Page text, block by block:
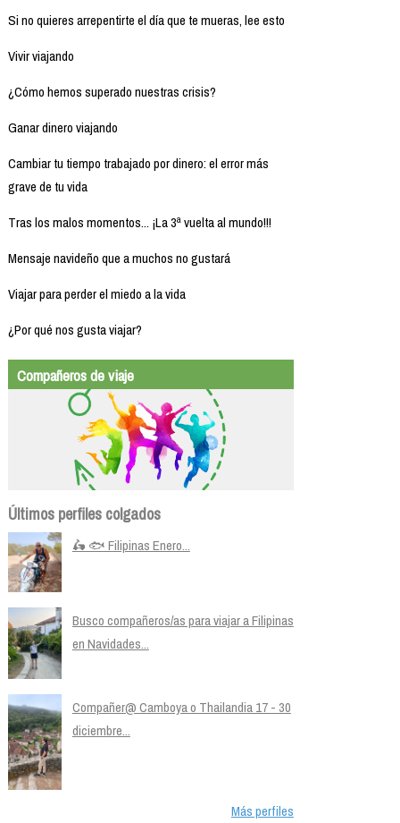
Si no quieres arrepentirte el día que te mueras, lee esto
Vivir viajando
¿Cómo hemos superado nuestras crisis?
Ganar dinero viajando
Cambiar tu tiempo trabajado por dinero: el error más
grave de tu vida
Tras los malos momentos... ¡La 3ª vuelta al mundo!!!
Mensaje navideño que a muchos no gustará
Viajar para perder el miedo a la vida
¿Por qué nos gusta viajar?
Compañeros de viaje
Últimos perfiles colgados
🛵 🐟 Filipinas Enero...
Busco compañeros/as para viajar a Filipinas
en Navidades...
Compañer@ Camboya o Thailandia 17 - 30
diciembre...
Más perfiles